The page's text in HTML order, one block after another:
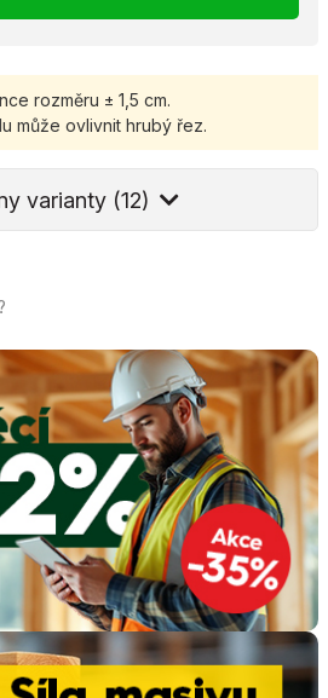
rozměru ± 1,5 cm.
může ovlivnit hrubý řez.
varianty (12)